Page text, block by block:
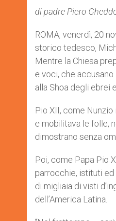
p
p
g
e
o
k
r
di padre Piero
ROMA, venerdì, 20
storico tedesco,
Mentre la Chiesa
e voci, che
alla Shoa degli ebrei
Pio XII, come
e mobilitava le folle,
dimostrano senza
Poi, come Papa Pio
parrocchie, istituti
di migliaia di visti
dell’America Latina.